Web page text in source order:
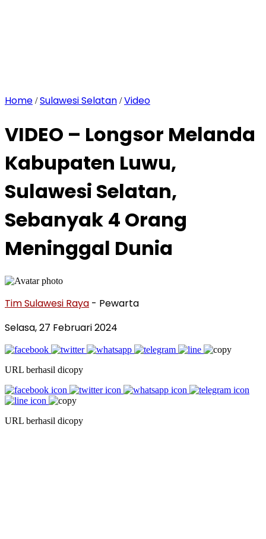
Home /Sulawesi Selatan /Video
VIDEO – Longsor Melanda
Kabupaten Luwu,
Sulawesi Selatan,
Sebanyak 4 Orang
Meninggal Dunia
Tim Sulawesi Raya - Pewarta
Selasa, 27 Februari 2024
URL berhasil dicopy
URL berhasil dicopy